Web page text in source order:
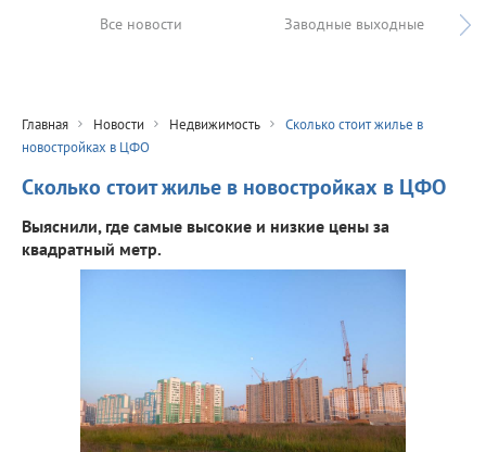
Все новости Заводные выходные
Главная Новости Недвижимость
Сколько стоит жилье в
новостройках в ЦФО
Сколько стоит жилье в новостройках в ЦФО
Выяснили, где самые высокие и низкие цены за
квадратный метр.